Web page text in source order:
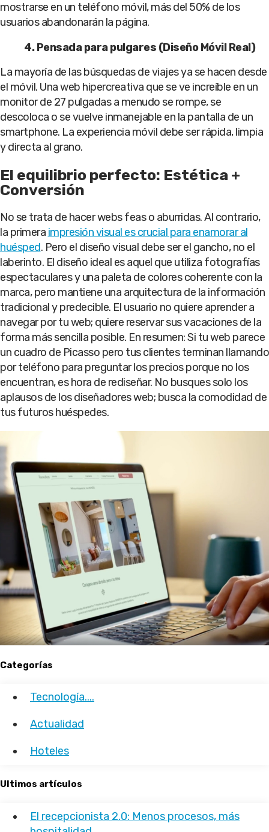
mostrarse en un teléfono móvil, más del 50% de los
usuarios abandonarán la página.
4. Pensada para pulgares (Diseño Móvil Real)
La mayoría de las búsquedas de viajes ya se hacen desde
el móvil. Una web hipercreativa que se ve increíble en un
monitor de 27 pulgadas a menudo se rompe, se
descoloca o se vuelve inmanejable en la pantalla de un
smartphone. La experiencia móvil debe ser rápida, limpia
y directa al grano.
El equilibrio perfecto: Estética +
Conversión
No se trata de hacer webs feas o aburridas. Al contrario,
la primera impresión visual es crucial para enamorar al
huésped. Pero el diseño visual debe ser el gancho, no el
laberinto. El diseño ideal es aquel que utiliza fotografías
espectaculares y una paleta de colores coherente con la
marca, pero mantiene una arquitectura de la información
tradicional y predecible. El usuario no quiere aprender a
navegar por tu web; quiere reservar sus vacaciones de la
forma más sencilla posible. En resumen: Si tu web parece
un cuadro de Picasso pero tus clientes terminan llamando
por teléfono para preguntar los precios porque no los
encuentran, es hora de rediseñar. No busques solo los
aplausos de los diseñadores web; busca la comodidad de
tus futuros huéspedes.
Categorías
Tecnología....
Actualidad
Hoteles
Ultimos artículos
El recepcionista 2.0: Menos procesos, más